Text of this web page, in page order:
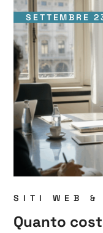
SETTEMBRE
SITI WEB &
Quanto